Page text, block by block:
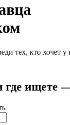
тех, кто хочет
где ищете